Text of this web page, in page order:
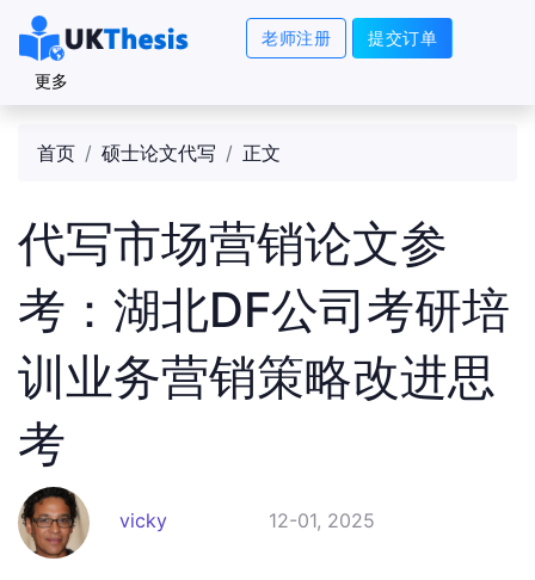
老师注册 提交订单
更多
首页 硕士论文代写 正文
代写市场营销论文参
考：湖北DF公司考研培
训业务营销策略改进思
考
vicky 12-01, 2025